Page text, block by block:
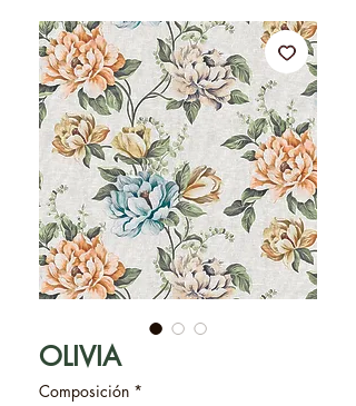
OLIVIA
Composición *